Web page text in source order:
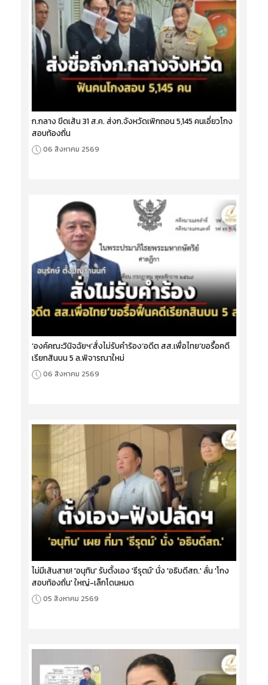
ก.กลาง ขีดเส้น 31 ส.ค. ส่งก.จังหวัดเพิกถอน 5,145 คนเอี่ยวโกง
สอบท้องถิ่น
06 สิงหาคม 2569
‘องค์คณะวินิจฉัยฯ’สั่งไม่รับคำร้อง‘อดีต สส.เพื่อไทย’ขอรื้อคดี
เรียกสินบน 5 ล.พิจารณาใหม่
06 สิงหาคม 2569
ไม่มีเส้นสาย! 'อนุทิน' รับตั้งเอง 'ธีรุตม์' นั่ง 'อธิบดีสถ.' ลั่น 'โกง
สอบท้องถิ่น' ใหญ่-เล็กโดนหมด
05 สิงหาคม 2569